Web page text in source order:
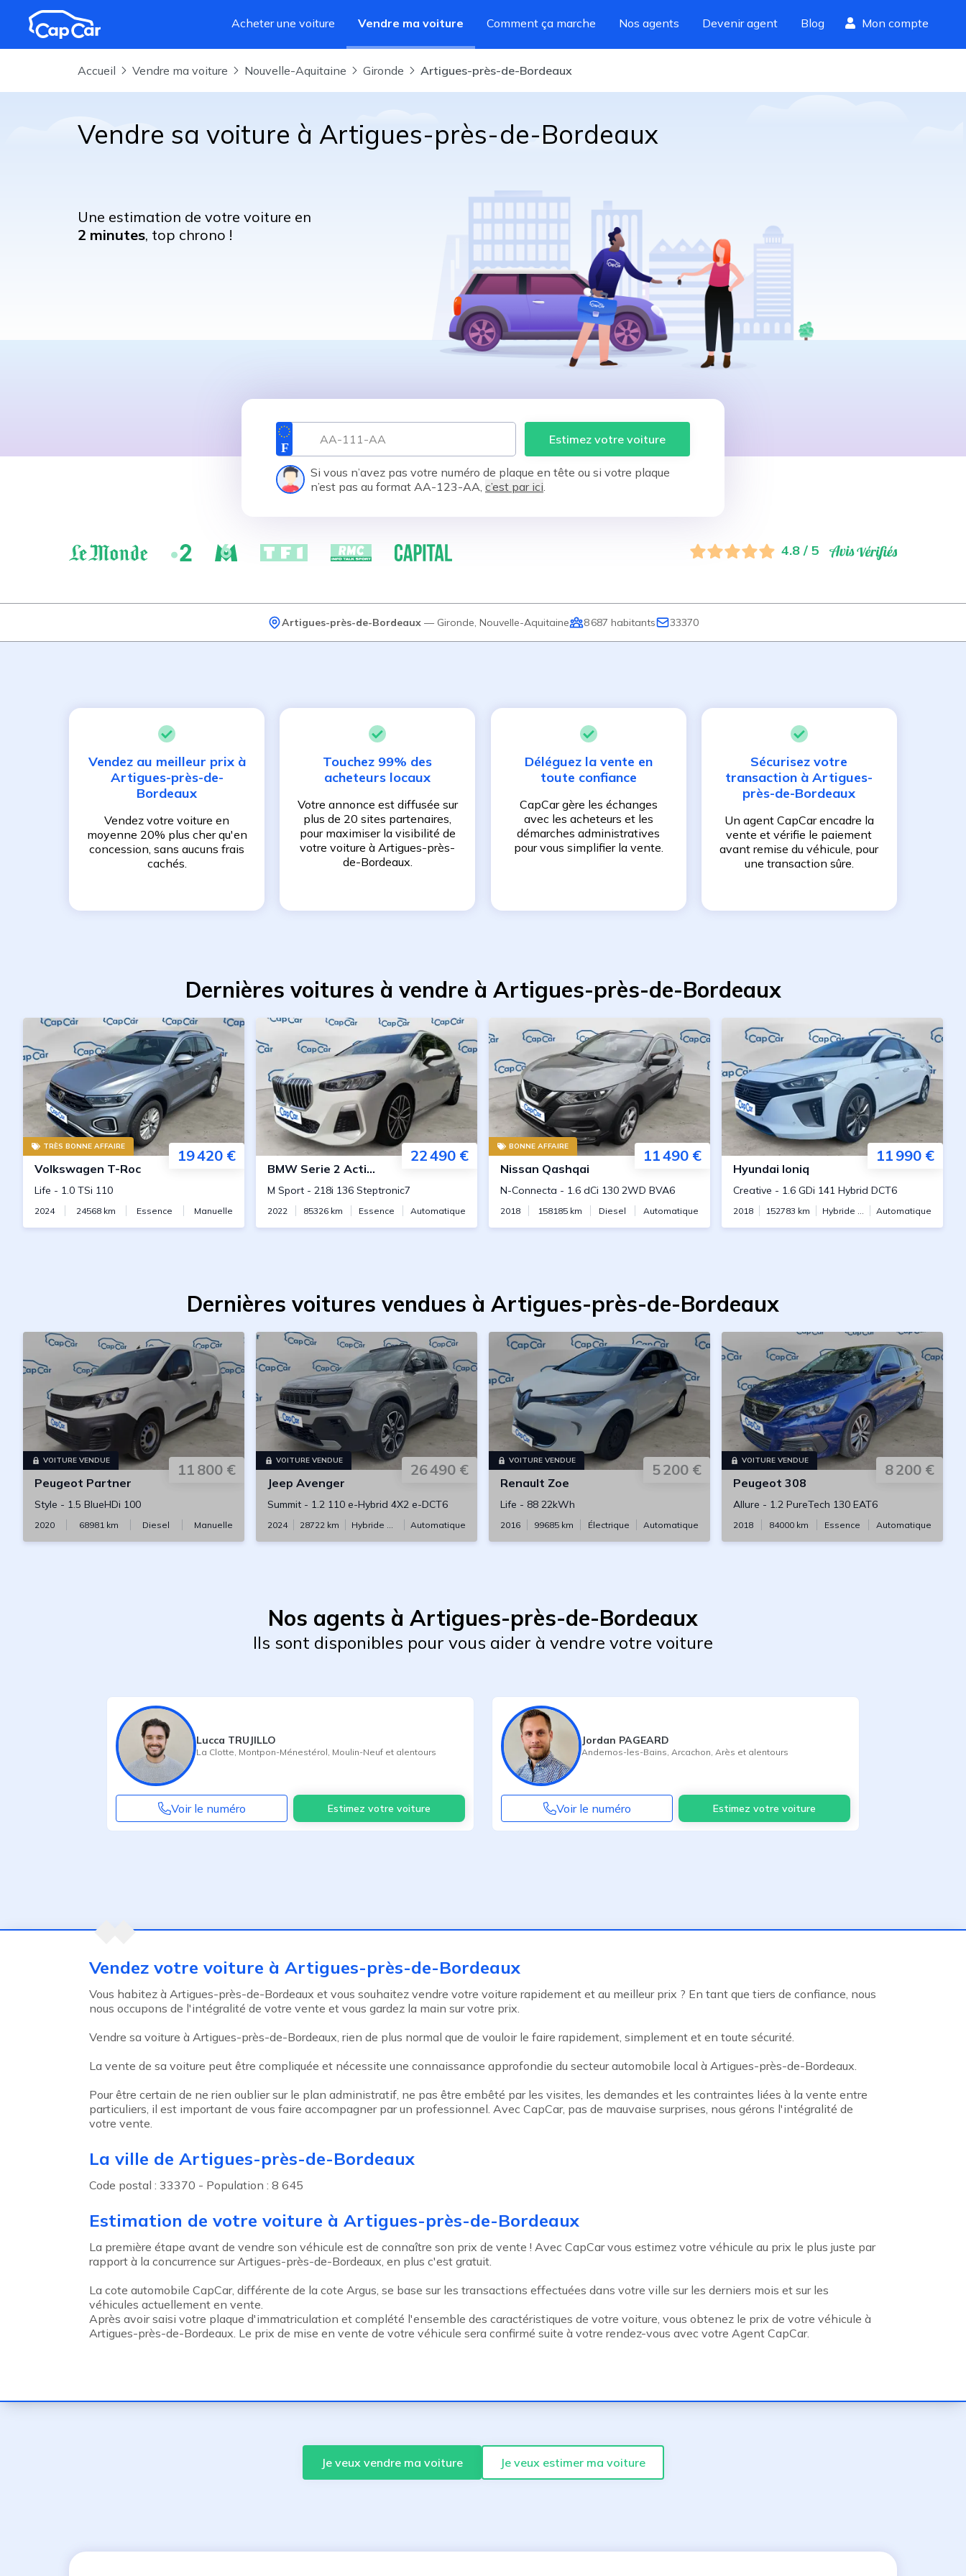
Aller au contenu principal
Acheter une voiture
Vendre ma voiture Comment ça marche Nos agents Devenir agent Blog Mon compte
Accueil Vendre ma voiture Nouvelle-Aquitaine Gironde Artigues-près-de-Bordeaux
Vendre sa voiture à Artigues-près-de-Bordeaux
Une estimation de votre voiture en
2 minutes, top chrono !
Estimez votre voiture
Si vous n’avez pas votre numéro de plaque en tête ou si votre plaque
n’est pas au format AA-123-AA, c’est par ici.
4.8 / 5
Artigues-près-de-Bordeaux — Gironde Nouvelle-Aquitaine 8 687 habitants 33370
Vendez au meilleur prix à
Artigues-près-de-
Bordeaux
Vendez votre voiture en
moyenne 20% plus cher qu'en
concession, sans aucuns frais
cachés.
Touchez 99% des
acheteurs locaux
Votre annonce est diffusée sur
plus de 20 sites partenaires,
pour maximiser la visibilité de
votre voiture àArtigues-près-
de-Bordeaux.
Déléguez la vente en
toute confiance
CapCar gère les échanges
avec les acheteurs et les
démarches administratives
pour vous simplifier la vente.
Sécurisez votre
transaction àArtigues-
près-de-Bordeaux
Un agent CapCar encadre la
vente et vérifie le paiement
avant remise du véhicule, pour
une transaction sûre.
Dernières voitures à vendre à Artigues-près-de-Bordeaux
TRÈS BONNE AFFAIRE
19 420 €
Volkswagen T-Roc
Life - 1.0 TSi 110
2024 24568km Essence Manuelle
22 490 €
BMW Serie 2 Active Tourer
M Sport - 218i 136 Steptronic7
2022 85326 km Essence Automatique
BONNE AFFAIRE
11 490 €
Nissan Qashqai
N-Connecta - 1.6 dCi 130 2WD BVA6
2018 158185km Diesel Automatique
11 990 €
Hyundai Ioniq
Creative - 1.6 GDi 141 Hybrid DCT6
2018 152783 km Hybride essence Automatique
Dernières voitures vendues à Artigues-près-de-Bordeaux
VOITURE VENDUE
11 800 €
Peugeot Partner
Style - 1.5 BlueHDi 100
2020 68981km Diesel Manuelle
VOITURE VENDUE
26 490 €
Jeep Avenger
Summit - 1.2 110 e-Hybrid 4X2 e-DCT6
2024 28722 km Hybride essence Automatique
VOITURE VENDUE
5 200 €
Renault Zoe
Life - 88 22kWh
2016 99685 km Électrique Automatique
VOITURE VENDUE
8 200 €
Peugeot 308
Allure - 1.2 PureTech 130 EAT6
2018 84000 km Essence Automatique
Nos agents à Artigues-près-de-Bordeaux
Ils sont disponibles pour vous aider à vendre votre voiture
Lucca TRUJILLO
La Clotte Montpon-Ménestérol Moulin-Neuf et alentours
Voir le numéro Estimez votre voiture
Jordan PAGEARD
Andernos-les-Bains Arcachon Arès et alentours
Voir le numéro Estimez votre voiture
Agent précédentVendez votre voiture à Artigues-près-de-Bordeaux
Vous habitez à Artigues-près-de-Bordeaux et vous souhaitez vendre votre voiture rapidement et au meilleur prix ? En tant que tiers de confiance, nous
nous occupons de l'intégralité de votre vente et vous gardez la main sur votre prix.
Vendre sa voiture à Artigues-près-de-Bordeaux, rien de plus normal que de vouloir le faire rapidement, simplement et en toute sécurité.
La vente de sa voiture peut être compliquée et nécessite une connaissance approfondie du secteur automobile local à Artigues-près-de-Bordeaux.
Pour être certain de ne rien oublier sur le plan administratif, ne pas être embêté par les visites, les demandes et les contraintes liées à la vente entre
particuliers, il est important de vous faire accompagner par un professionnel. Avec CapCar, pas de mauvaise surprises, nous gérons l'intégralité de
votre vente.
La ville de Artigues-près-de-Bordeaux
Code postal : 33370 - Population : 8 645
Estimation de votre voiture à Artigues-près-de-Bordeaux
La première étape avant de vendre son véhicule est de connaître son prix de vente ! Avec CapCar vous estimez votre véhicule au prix le plus juste par
rapport à la concurrence sur Artigues-près-de-Bordeaux, en plus c'est gratuit.
La cote automobile CapCar, différente de la cote Argus, se base sur les transactions effectuées dans votre ville sur les derniers mois et sur les
véhicules actuellement en vente.
Après avoir saisi votre plaque d'immatriculation et complété l'ensemble des caractéristiques de votre voiture, vous obtenez le prix de votre véhicule à
Artigues-près-de-Bordeaux. Le prix de mise en vente de votre véhicule sera confirmé suite à votre rendez-vous avec votre Agent CapCar.
Je veux vendre ma voiture Je veux estimer ma voiture